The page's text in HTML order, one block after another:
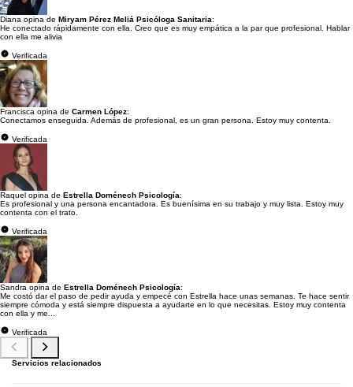
Diana opina de Miryam Pérez Meliá Psicóloga Sanitaria:
He conectado rápidamente con ella. Creo que es muy empática a la par que profesional. Hablar
con ella me alivia
Verificada
Francisca opina de Carmen López:
Conectamos enseguida. Además de profesional, es un gran persona. Estoy muy contenta.
Verificada
Raquel opina de Estrella Doménech Psicología:
Es profesional y una persona encantadora. Es buenísima en su trabajo y muy lista. Estoy muy
contenta con el trato.
Verificada
Sandra opina de Estrella Doménech Psicología:
Me costó dar el paso de pedir ayuda y empecé con Estrella hace unas semanas. Te hace sentir
siempre cómoda y está siempre dispuesta a ayudarte en lo que necesitas. Estoy muy contenta
con ella y me...
Verificada
Servicios relacionados